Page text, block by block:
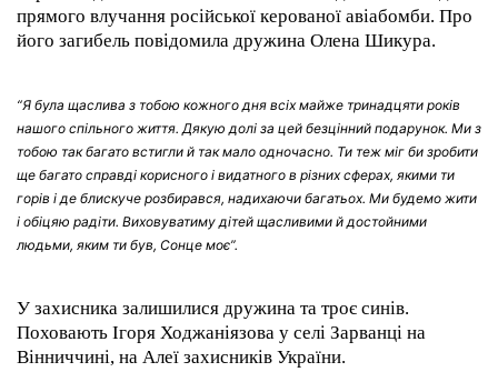
прямого влучання російської керованої авіабомби. Про
його загибель повідомила дружина Олена Шикура.
“Я була щаслива з тобою кожного дня всіх майже тринадцяти років
нашого спільного життя. Дякую долі за цей безцінний подарунок. Ми з
тобою так багато встигли й так мало одночасно. Ти теж міг би зробити
ще багато справді корисного і видатного в різних сферах, якими ти
горів і де блискуче розбирався, надихаючи багатьох. Ми будемо жити
і обіцяю радіти. Виховуватиму дітей щасливими й достойними
людьми, яким ти був, Сонце моє”.
У захисника залишилися дружина та троє синів.
Поховають Ігоря Ходжаніязова у селі Зарванці на
Вінниччині, на Алеї захисників України.